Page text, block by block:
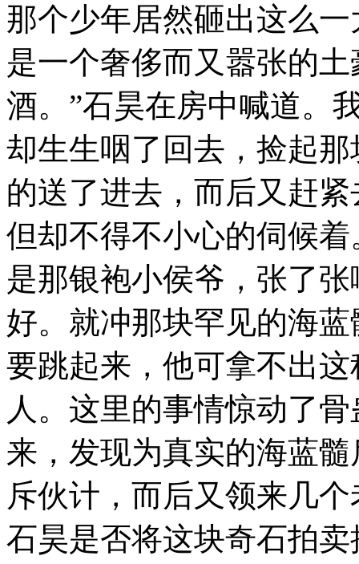
那个少年居然砸出这么
是一个奢侈而又嚣张的
酒。”石昊在房中喊道。
却生生咽了回去，捡起
的送了进去，而后又赶
但却不得不小心的伺候
是那银袍小侯爷，张了
好。就冲那块罕见的海
要跳起来，他可拿不出
人。这里的事情惊动了
来，发现为真实的海蓝
斥伙计，而后又领来几
石昊是否将这块奇石拍